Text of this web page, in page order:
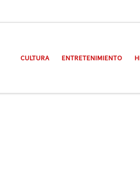
CULTURA ENTRETENIMIENTO